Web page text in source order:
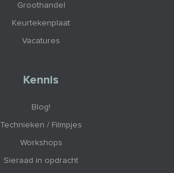
Groothandel
Keurtekenplaat
Vacatures
Kennis
Blog!
Technieken / Filmpjes
Workshops
Sieraad in opdracht